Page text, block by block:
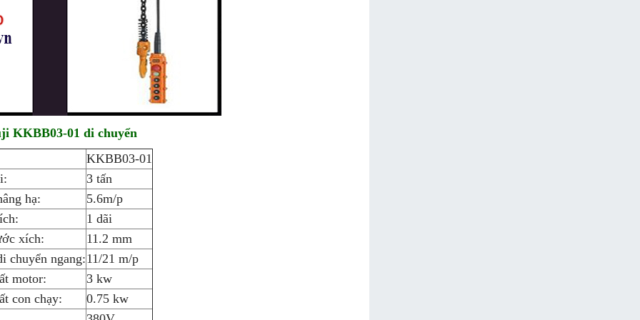
KKBB03-01 di chuyển
KKBB03-01
3 tấn
hạ:
5.6m/p
1 dãi
xích:
11.2 mm
chuyển ngang:11/21 m/p
motor:
3 kw
con chạy:
0.75 kw